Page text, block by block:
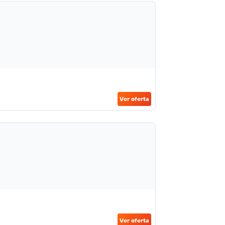
Ver oferta
Ver oferta